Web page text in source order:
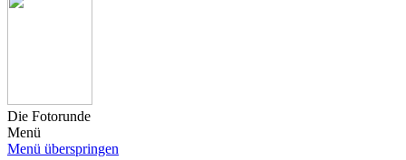
Die Fotorunde
Menü
Menü überspringen